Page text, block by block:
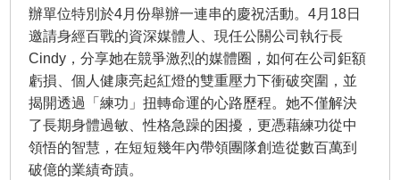
辦單位特別於4月份舉辦一連串的慶祝活動。4月18日
邀請身經百戰的資深媒體人、現任公關公司執行長
Cindy，分享她在競爭激烈的媒體圈，如何在公司鉅額
虧損、個人健康亮起紅燈的雙重壓力下衝破突圍，並
揭開透過「練功」扭轉命運的心路歷程。她不僅解決
了長期身體過敏、性格急躁的困擾，更憑藉練功從中
領悟的智慧，在短短幾年內帶領團隊創造從數百萬到
破億的業績奇蹟。